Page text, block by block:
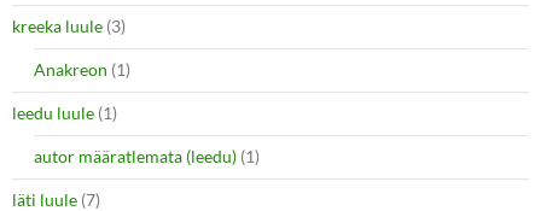
kreeka luule (3)
Anakreon (1)
leedu luule (1)
autor määratlemata (leedu) (1)
läti luule (7)